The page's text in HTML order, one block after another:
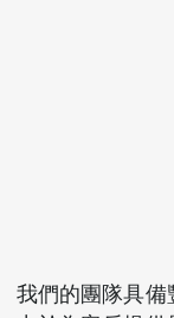
我們的團隊具